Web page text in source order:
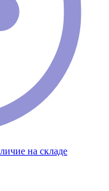
на складе